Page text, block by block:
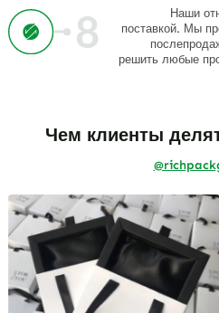
8
Наши
поставкой. Мы
решить любые
Чем клиенты